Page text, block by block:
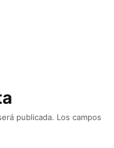
publicada. Los campos